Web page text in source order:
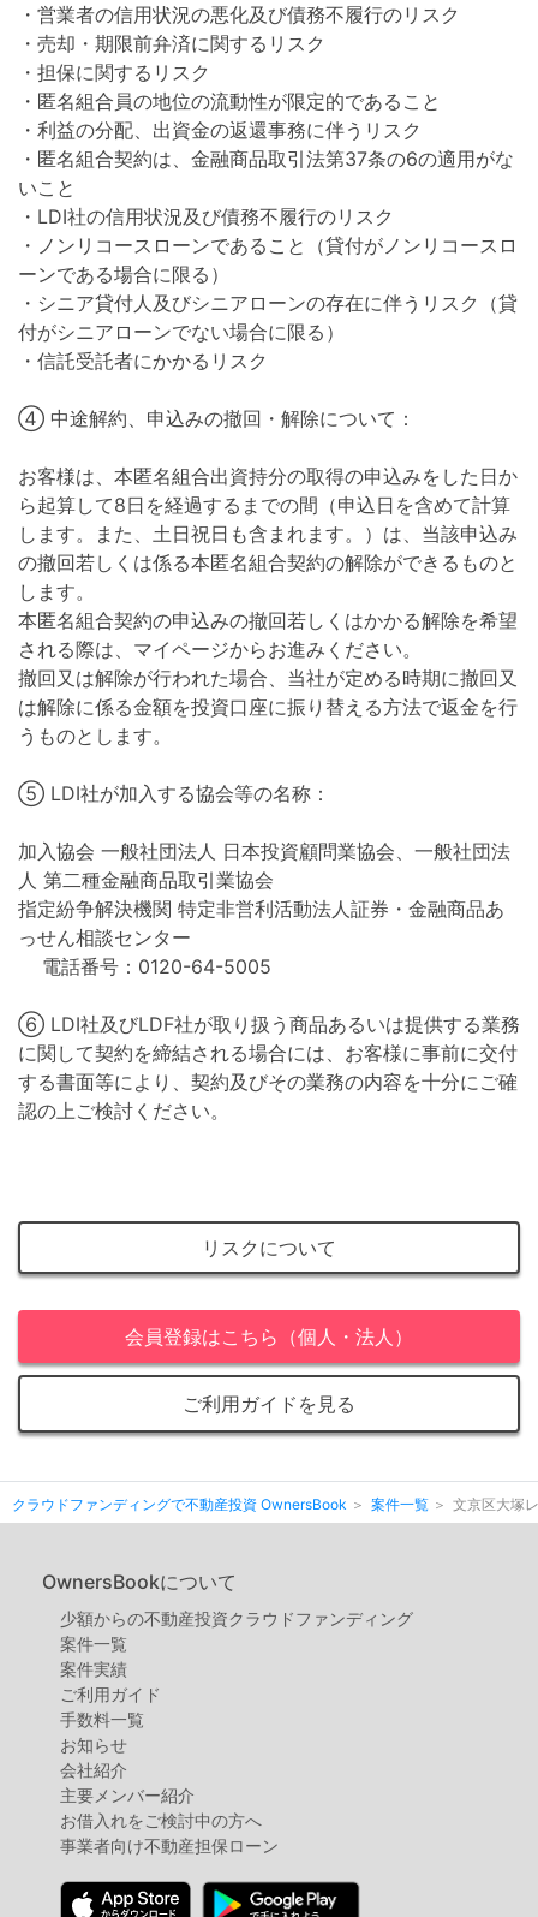
・営業者の信用状況の悪化及び債務不履行のリスク
・売却・期限前弁済に関するリスク
・担保に関するリスク
・匿名組合員の地位の流動性が限定的であること
・利益の分配、出資金の返還事務に伴うリスク
・匿名組合契約は、金融商品取引法第37条の6の適用がな
いこと
・LDI社の信用状況及び債務不履行のリスク
・ノンリコースローンであること（貸付がノンリコースロ
ーンである場合に限る）
・シニア貸付人及びシニアローンの存在に伴うリスク（貸
付がシニアローンでない場合に限る）
・信託受託者にかかるリスク
④ 中途解約、申込みの撤回・解除について：
お客様は、本匿名組合出資持分の取得の申込みをした日か
ら起算して8日を経過するまでの間（申込日を含めて計算
します。また、土日祝日も含まれます。）は、当該申込み
の撤回若しくは係る本匿名組合契約の解除ができるものと
します。
本匿名組合契約の申込みの撤回若しくはかかる解除を希望
される際は、マイページからお進みください。
撤回又は解除が行われた場合、当社が定める時期に撤回又
は解除に係る金額を投資口座に振り替える方法で返金を行
うものとします。
⑤ LDI社が加入する協会等の名称：
加入協会 一般社団法人 日本投資顧問業協会、一般社団法
人 第二種金融商品取引業協会
指定紛争解決機関 特定非営利活動法人証券・金融商品あ
っせん相談センター
電話番号：0120-64-5005
⑥ LDI社及びLDF社が取り扱う商品あるいは提供する業務
に関して契約を締結される場合には、お客様に事前に交付
する書面等により、契約及びその業務の内容を十分にご確
認の上ご検討ください。
リスクについて
会員登録はこちら（個人・法人）
ご利用ガイドを見る
クラウドファンディングで不動産投資 OwnersBook 案件一覧 文京区大塚
OwnersBookについて
少額からの不動産投資クラウドファンディング
案件⼀覧
案件実績
ご利用ガイド
手数料一覧
お知らせ
会社紹介
主要メンバー紹介
お借入れをご検討中の方へ
事業者向け不動産担保ローン